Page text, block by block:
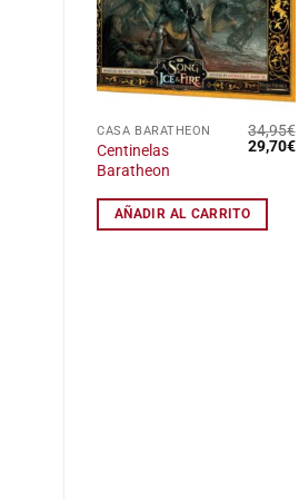
lista
de
deseos
CASA BARATHEON
Centinelas
Baratheon
34,95€
El
34,95€.
29,70€El
AÑADIR AL CARRITO